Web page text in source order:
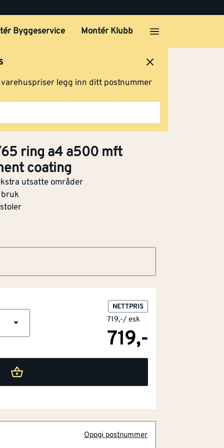
Byggeservice Montér Klubb
legg inn ditt postnummer
ring a4 a500 mft
coating
utsatte områder
bruk
a4
NETTPRIS
719,-/ esk
719,-
Oppgi postnummer
utsatte områder